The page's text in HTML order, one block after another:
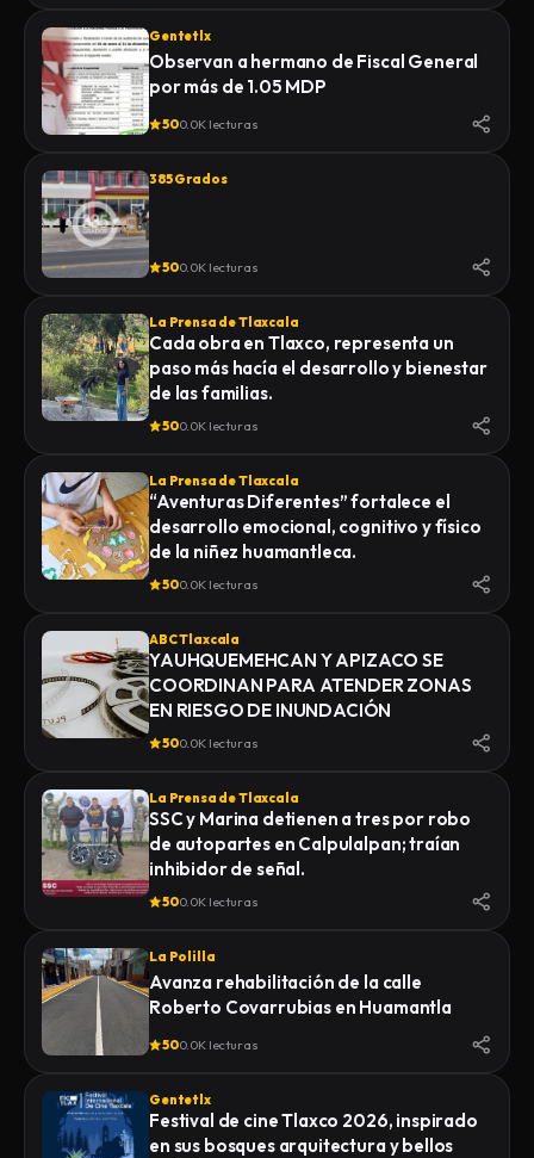
Gentetlx
Observan a hermano de Fiscal General
por más de 1.05 MDP
500.0K lecturas
385 Grados
500.0K lecturas
La Prensa de Tlaxcala
Cada obra en Tlaxco, representa un
paso más hacía el desarrollo y bienestar
de las familias.
500.0K lecturas
La Prensa de Tlaxcala
“Aventuras Diferentes” fortalece el
desarrollo emocional, cognitivo y físico
de la niñez huamantleca.
500.0K lecturas
ABC Tlaxcala
YAUHQUEMEHCAN Y APIZACO SE
COORDINAN PARA ATENDER ZONAS
EN RIESGO DE INUNDACIÓN
500.0K lecturas
La Prensa de Tlaxcala
SSC y Marina detienen a tres por robo
de autopartes en Calpulalpan; traían
inhibidor de señal.
500.0K lecturas
La Polilla
Avanza rehabilitación de la calle
Roberto Covarrubias en Huamantla
500.0K lecturas
Gentetlx
Festival de cine Tlaxco 2026, inspirado
en sus bosques arquitectura y bellos